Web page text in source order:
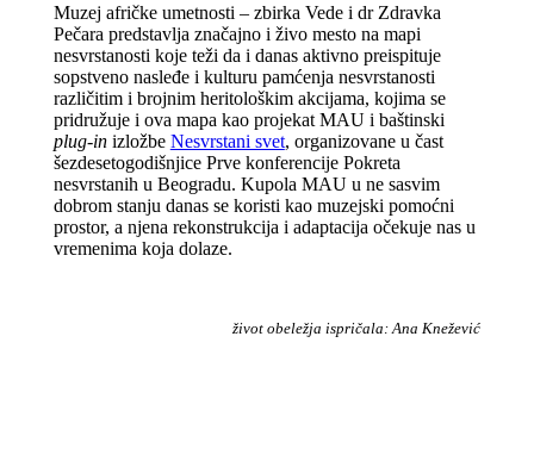
Muzej afričke umetnosti – zbirka Vede i dr Zdravka
Pečara predstavlja značajno i živo mesto na mapi
nesvrstanosti koje teži da i danas aktivno preispituje
sopstveno nasleđe i kulturu pamćenja nesvrstanosti
različitim i brojnim heritološkim akcijama, kojima se
pridružuje i ova mapa kao projekat MAU i baštinski
plug-inizložbe Nesvrstani svet, organizovane u čast
šezdesetogodišnjice Prve konferencije Pokreta
nesvrstanih u Beogradu. Kupola MAU u ne sasvim
dobrom stanju danas se koristi kao muzejski pomoćni
prostor, a njena rekonstrukcija i adaptacija očekuje nas u
vremenima koja dolaze.
život obeležja ispričala: Ana Knežević